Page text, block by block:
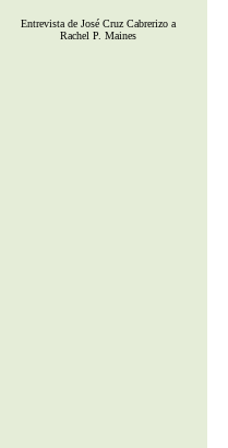
Entrevista de José Cruz Cabrerizo a
Rachel P. Maines